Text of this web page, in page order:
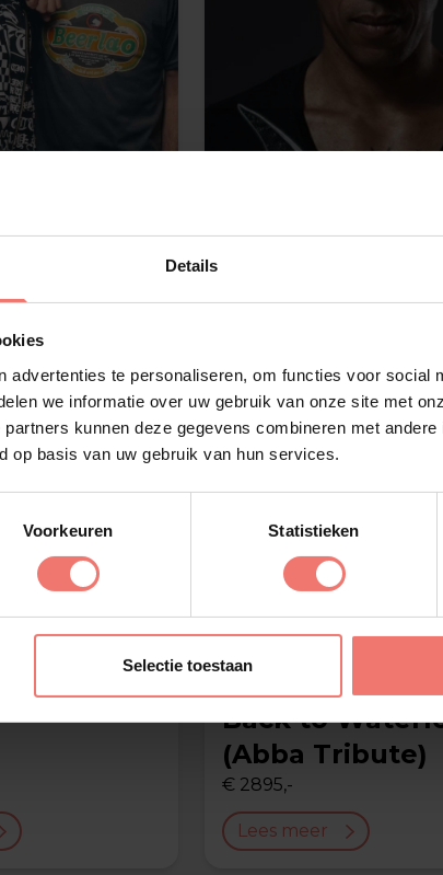
Details
advertenties te personaliseren, om functies voor social
we informatie over uw gebruik van onze site met
kunnen deze gegevens combineren met
op basis van uw gebruik van hun services.
Voorkeuren Statistieken
Selectie toestaan
Lees meer
Back to
(Abba Tribute)
€ 2895,-
Lees meer